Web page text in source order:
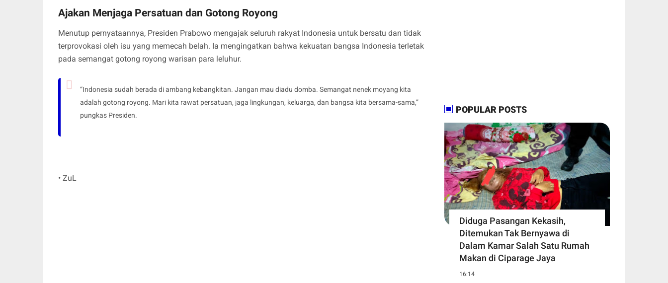
Ajakan Menjaga Persatuan dan Gotong Royong
Menutup pernyataannya, Presiden Prabowo mengajak seluruh rakyat Indonesia untuk bersatu dan tidak
terprovokasi oleh isu yang memecah belah. Ia mengingatkan bahwa kekuatan bangsa Indonesia terletak
pada semangat gotong royong warisan para leluhur.
“Indonesia sudah berada di ambang kebangkitan. Jangan mau diadu domba. Semangat nenek moyang kita
adalah gotong royong. Mari kita rawat persatuan, jaga lingkungan, keluarga, dan bangsa kita bersama-sama,”
pungkas Presiden.
• ZuL
POPULAR POSTS
Diduga Pasangan Kekasih,
Ditemukan Tak Bernyawa di
Dalam Kamar Salah Satu Rumah
Makan di Ciparage Jaya
16:14